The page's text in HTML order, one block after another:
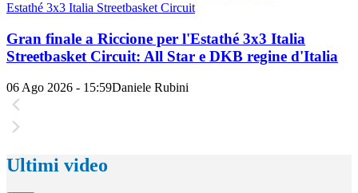
Estathé 3x3 Italia Streetbasket Circuit
Gran finale a Riccione per l'Estathé 3x3 Italia
Streetbasket Circuit: All Star e DKB regine d'Italia
06 Ago 2026 - 15:59Daniele Rubini
Ultimi video